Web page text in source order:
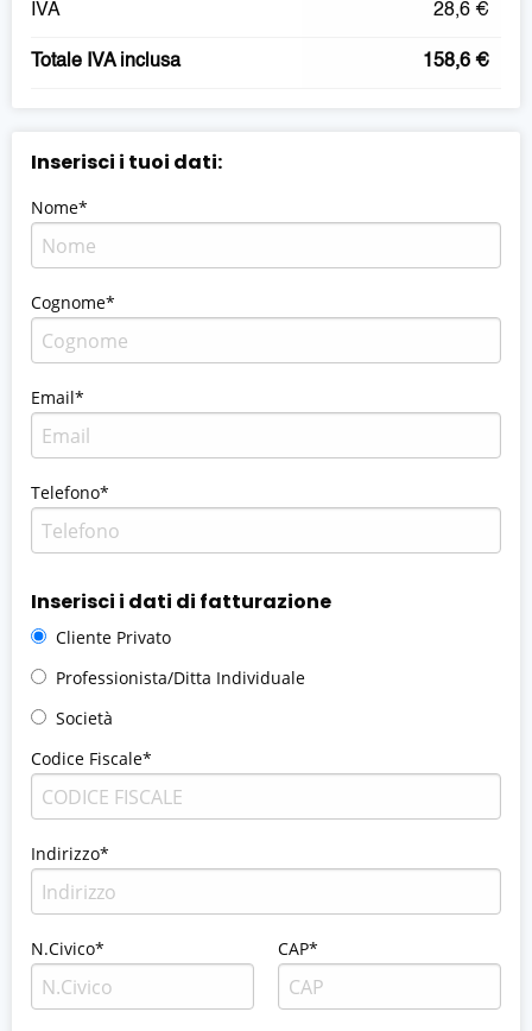
Inserisci i tuoi dati:
Nome*
Cognome*
Email*
Telefono*
Inserisci i dati di fatturazione
Cliente Privato
Professionista/Ditta Individuale
Società
Codice Fiscale*
Indirizzo*
N.Civico* CAP*
IVA 28,6 €
Totale IVA inclusa 158,6 €